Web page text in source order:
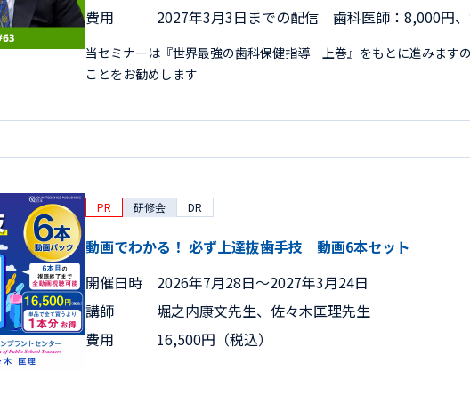
費用
2027年3月3日までの配信 歯科医師：8,000円
当セミナーは『世界最強の歯科保健指導 上巻』をもとに進みます
ことをお勧めします
PR 研修会 DR
動画でわかる！ 必ず上達抜歯手技 動画6本セット
開催日時
2026年7月28日〜2027年3月24日
講師
堀之内康文先生、佐々木匡理先生
費用
16,500円（税込）